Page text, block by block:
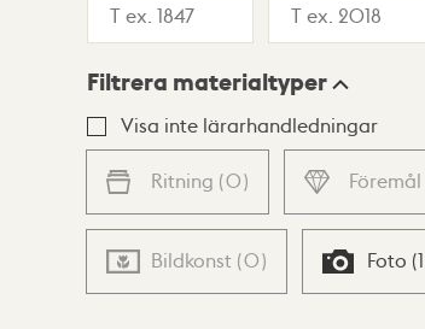
Lista Karta
Filtrera materialtyper
Visa inte lärarhandledningar
Ritning (0) Föremål
Bildkonst (0) Foto (1